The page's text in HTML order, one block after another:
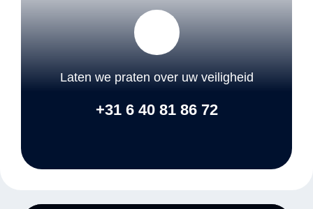
Laten we praten over uw veiligheid
+31 6 40 81 86 72